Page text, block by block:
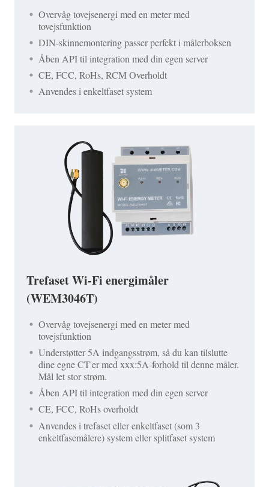
Overvåg tovejsenergi med en meter med
tovejsfunktion
DIN-skinnemontering passer perfekt i målerboksen
Åben API til integration med din egen server
CE, FCC, RoHs, RCM Overholdt
Anvendes i enkeltfaset system
Trefaset Wi-Fi energimåler
(WEM3046T)
Overvåg tovejsenergi med en meter med
tovejsfunktion
Understøtter 5A indgangsstrøm, så du kan tilslutte
dine egne CT'er med xxx:5A-forhold til denne måler.
Mål let stor strøm.
Åben API til integration med din egen server
CE, FCC, RoHs overholdt
Anvendes i trefaset eller enkeltfaset (som 3
enkeltfasemålere) system eller splitfaset system